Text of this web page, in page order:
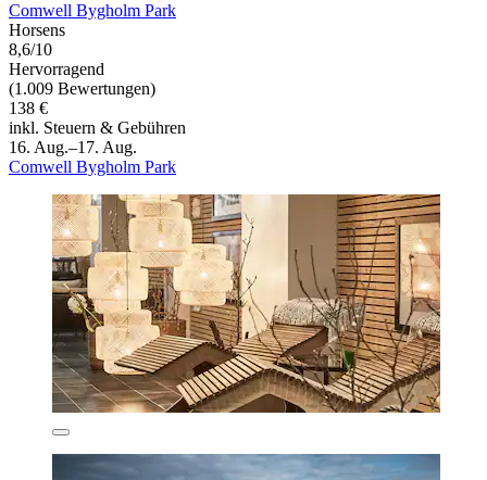
Comwell Bygholm Park
Horsens
8,6/10
Hervorragend
(1.009 Bewertungen)
138 €
inkl. Steuern & Gebühren
16. Aug.–17. Aug.
Comwell Bygholm Park